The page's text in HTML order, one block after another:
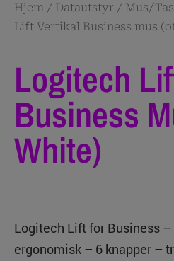
Hjem / Datautstyr / Mus/
Lift Vertikal Business mus
Logitech
Business
White)
Logitech Lift for Business
ergonomisk – 6 knapper –